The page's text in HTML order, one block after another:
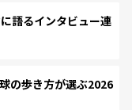
語るインタビュー連
の歩き方が選ぶ2026